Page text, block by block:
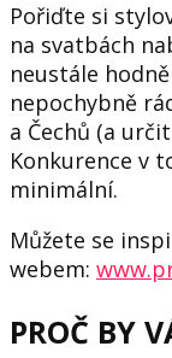
Pořiďte si
na svatbách
neustále
nepochybně
a Čechů (a
Konkurence v
minimální.
Můžete se
webem:
PROČ BY